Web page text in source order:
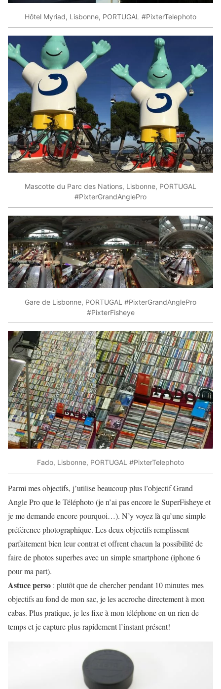
Hôtel Myriad, Lisbonne, PORTUGAL #PixterTelephoto
Mascotte du Parc des Nations, Lisbonne, PORTUGAL
#PixterGrandAnglePro
Gare de Lisbonne, PORTUGAL #PixterGrandAnglePro
#PixterFisheye
Fado, Lisbonne, PORTUGAL #PixterTelephoto
Parmi mes objectifs, j’utilise beaucoup plus l’objectif Grand
Angle Pro que le Téléphoto (je n’ai pas encore le SuperFisheye et
je me demande encore pourquoi…). N’y voyez là qu’une simple
préférence photographique. Les deux objectifs remplissent
parfaitement bien leur contrat et offrent chacun la possibilité de
faire de photos superbes avec un simple smartphone (iphone 6
pour ma part).
Astuce perso : plutôt que de chercher pendant 10 minutes mes
objectifs au fond de mon sac, je les accroche directement à mon
cabas. Plus pratique, je les fixe à mon téléphone en un rien de
temps et je capture plus rapidement l’instant présent!